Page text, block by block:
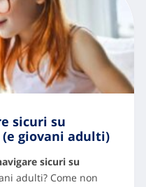
sicuri su
giovani adulti)
sicuri su
adulti? Come non